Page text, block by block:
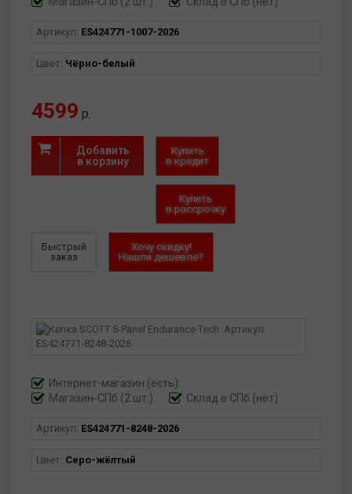
Артикул: ES424771-1007-2026
Цвет: Чёрно-белый
4599 р.
Добавить
в корзину
Купить
в кредит
Купить
в рассрочку
Быстрый
заказ
Хочу скидку!
Нашли дешевле?
Интернет-магазин (есть)
Магазин-СПб (2 шт.)
Склад в СПб (нет)
Артикул: ES424771-8248-2026
Цвет: Серо-жёлтый